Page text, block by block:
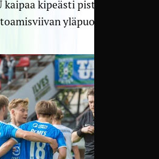
kaipaa kipeästi pisteitä
yläpuolella.